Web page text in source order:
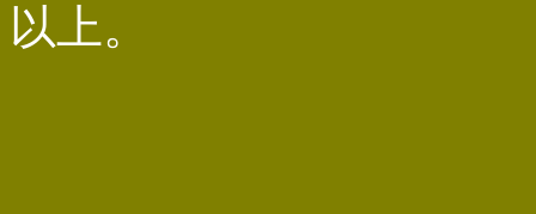
以上。